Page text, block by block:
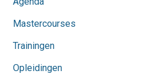
Mastercourses
Trainingen
Opleidingen